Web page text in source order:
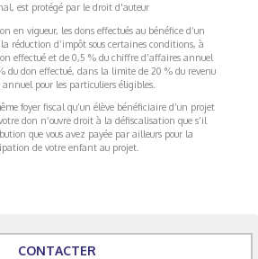
est protégé par le droit d'auteur
en vigueur, les dons effectués au bénéfice d’un
réduction d’impôt sous certaines conditions, à
effectué et de 0,5 % du chiffre d’affaires annuel
du don effectué, dans la limite de 20 % du revenu
annuel pour les particuliers éligibles.
foyer fiscal qu’un élève bénéficiaire d’un projet
don n’ouvre droit à la défiscalisation que s’il
que vous avez payée par ailleurs pour la
de votre enfant au projet.
CONTACTER